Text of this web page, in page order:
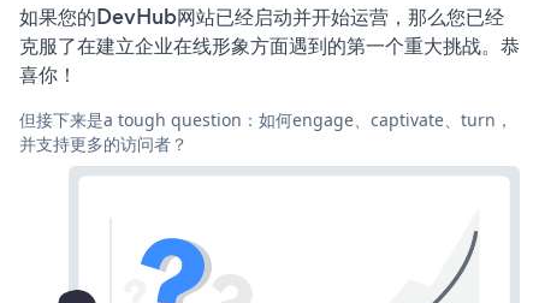
如果您的DevHub网站已经启动并开始运营，那么您已经
克服了在建立企业在线形象方面遇到的第一个重大挑战。恭
喜你！
但接下来是a tough question：如何engage、captivate、turn，
并支持更多的访问者？